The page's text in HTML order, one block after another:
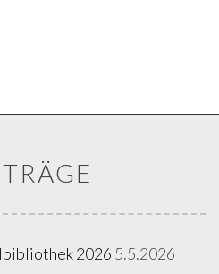
2026 5.5.2026